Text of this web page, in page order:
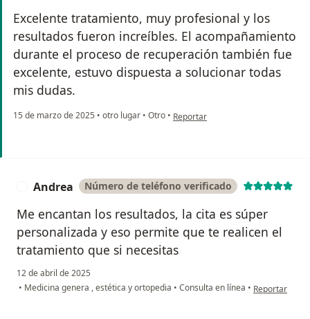
Excelente tratamiento, muy profesional y los
resultados fueron increíbles. El acompañamiento
durante el proceso de recuperación también fue
excelente, estuvo dispuesta a solucionar todas
mis dudas.
15 de marzo de 2025 • otro lugar • Otro • en opinión del usuario Paola
Reportar
Andrea Número de teléfono verificado
Me encantan los resultados, la cita es súper
personalizada y eso permite que te realicen el
tratamiento que si necesitas
12 de abril de 2025
• Medicina genera , estética y ortopedia • Consulta en línea • en opinión
Reportar